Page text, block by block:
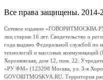
Все права защищены. 2014-
Сетевое издание
лиц старше 16 лет. Свидетельство о
года выдано Федеральной службой по
технологий и массовых коммуникаций
Хорошевская, дом 12, пом. 22.
«РУ ФМ» (123298 Москва, ул. 3-я
GOVORITMOSKVA.RU. Территория